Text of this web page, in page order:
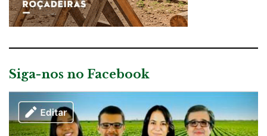
Siga-nos no Facebook